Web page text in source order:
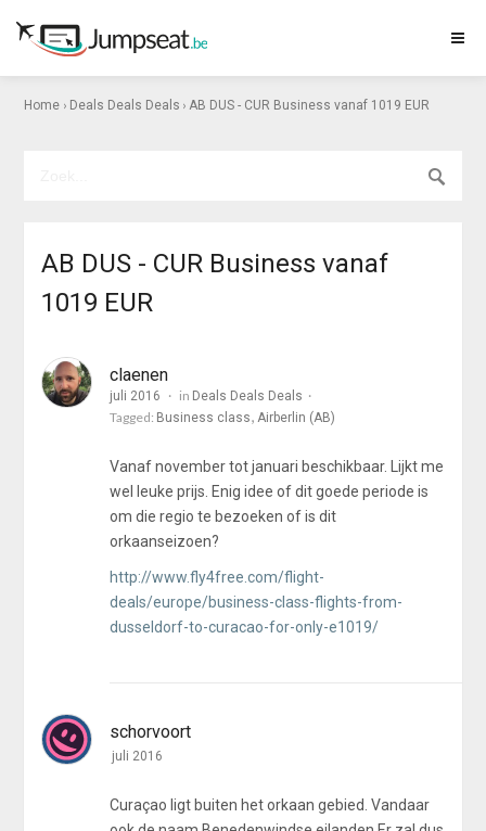
Home › Deals Deals Deals › AB DUS - CUR Business vanaf 1019 EUR
AB DUS - CUR Business vanaf
1019 EUR
claenen
juli 2016 in Deals Deals Deals
Tagged: Business class Airberlin (AB)
Vanaf november tot januari beschikbaar. Lijkt me
wel leuke prijs. Enig idee of dit goede periode is
om die regio te bezoeken of is dit
orkaanseizoen?
http://www.fly4free.com/flight-
deals/europe/business-class-flights-from-
dusseldorf-to-curacao-for-only-e1019/
schorvoort
juli 2016
Curaçao ligt buiten het orkaan gebied. Vandaar